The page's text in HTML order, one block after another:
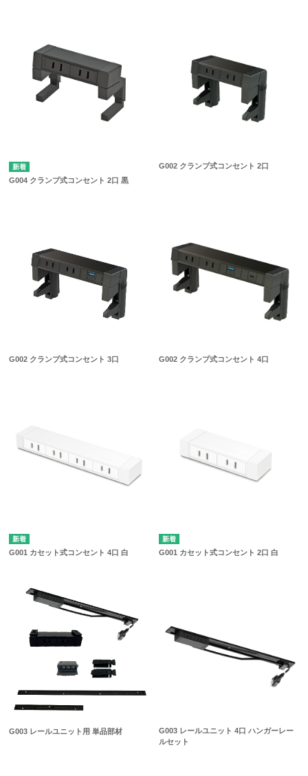
G004 クランプ式コンセント 2口 黒
G002 クランプ式コンセント 2口
G002 クランプ式コンセント 3口 G002 クランプ式コンセント 4口
G001 カセット式コンセント 4口 白 G001 カセット式コンセント 2口 白
G003 レールユニット用 単品部材
G003 レールユニット 4口 ハンガーレー
ルセット